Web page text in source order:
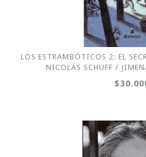
LOS ESTRAMBÓTICOS 2: EL
NICOLÁS SCHUFF /